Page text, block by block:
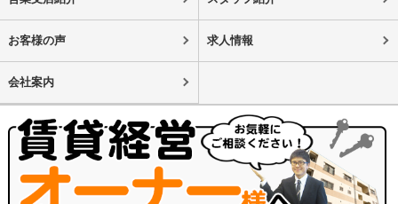
お客様の声 求人情報
会社案内